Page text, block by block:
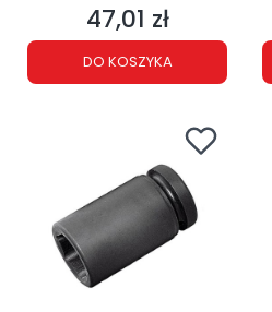
Cena
47,01 zł
DO KOSZYKA